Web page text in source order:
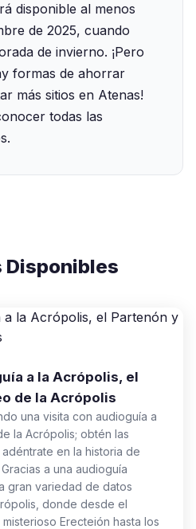
disponible al menos
de 2025, cuando
de invierno. ¡Pero
formas de ahorrar
más sitios en Atenas!
todas las
Disponibles
a la Acrópolis, el
de la Acrópolis
una visita con audioguía a
la Acrópolis; obtén las
en la historia de
a una audioguía
gran variedad de datos
donde desde el
Erecteión hasta los